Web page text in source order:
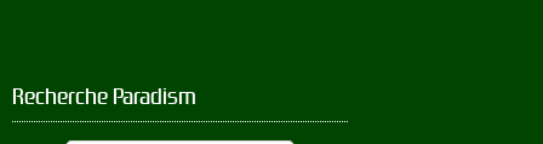
Recherche Paradism